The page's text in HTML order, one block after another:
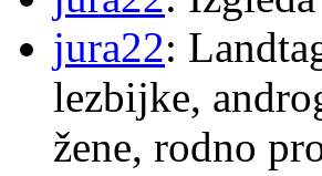
jura22:
lezbijke,
žene, rodno